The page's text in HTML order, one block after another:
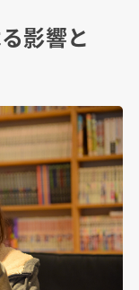
影響と